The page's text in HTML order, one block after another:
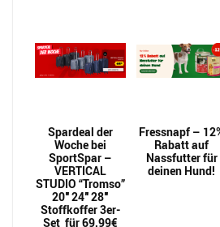
Spardeal der
Woche bei
SportSpar –
VERTICAL
STUDIO “Tromso”
20″ 24″ 28″
Stoffkoffer 3er-
Set für 69,99€
Fressnapf –
Rabatt auf
Nassfutter für
deinen Hund!